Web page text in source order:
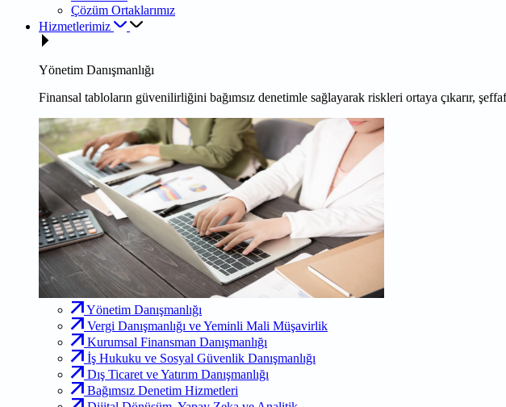
Çözüm Ortaklarımız
Hizmetlerimiz
Yönetim Danışmanlığı
Finansal tabloların güvenilirliğini bağımsız denetimle sağlayarak riskleri ortaya çıkarır,
Yönetim Danışmanlığı
Vergi Danışmanlığı ve Yeminli Mali Müşavirlik
Kurumsal Finansman Danışmanlığı
İş Hukuku ve Sosyal Güvenlik Danışmanlığı
Dış Ticaret ve Yatırım Danışmanlığı
Bağımsız Denetim Hizmetleri